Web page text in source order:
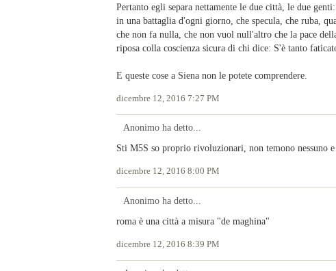
Pertanto egli separa nettamente le due città, le due
in una battaglia d'ogni giorno, che specula, che ruba,
che non fa nulla, che non vuol null'altro che la pace
riposa colla coscienza sicura di chi dice: S'è tanto
E queste cose a Siena non le potete comprendere.
dicembre 12, 2016 7:27 PM
Anonimo ha detto...
Sti M5S so proprio rivoluzionari, non temono nessuno
dicembre 12, 2016 8:00 PM
Anonimo ha detto...
roma è una città a misura "de maghina"
dicembre 12, 2016 8:39 PM